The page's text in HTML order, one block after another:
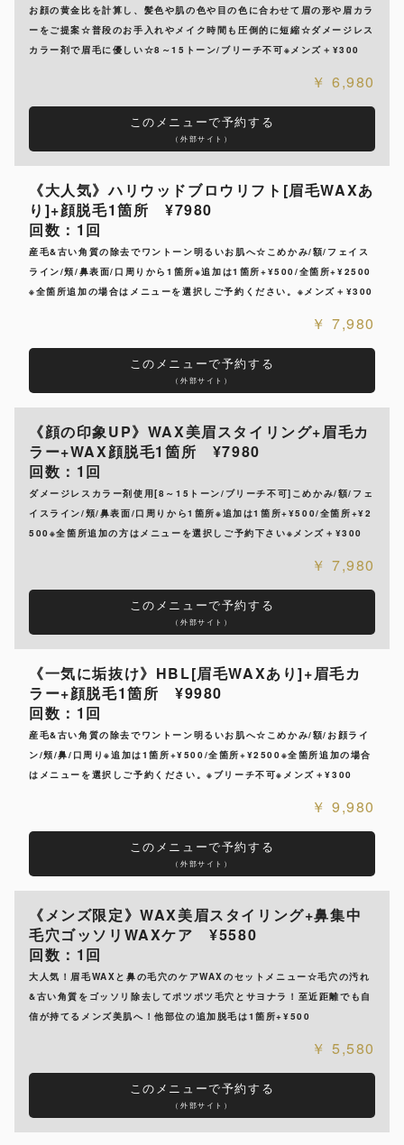
お顔の黄金比を計算し、髪色や肌の色や目の色に合わせて眉の形や眉カラ
ーをご提案☆普段のお手入れやメイク時間も圧倒的に短縮☆ダメージレス
カラー剤で眉毛に優しい☆8～15トーン/ブリーチ不可※メンズ＋¥300
6,980
このメニューで予約する
（外部サイト）
《大人気》ハリウッドブロウリフト[眉毛WAXあ
り]+顔脱毛1箇所 ¥7980
回数：1回
産毛&古い角質の除去でワントーン明るいお肌へ☆こめかみ/額/フェイス
ライン/頬/鼻表面/口周りから1箇所※追加は1箇所+¥500/全箇所+¥2500
※全箇所追加の場合はメニューを選択しご予約ください。※メンズ＋¥300
7,980
このメニューで予約する
（外部サイト）
《顔の印象UP》WAX美眉スタイリング+眉毛カ
ラー+WAX顔脱毛1箇所 ¥7980
回数：1回
ダメージレスカラー剤使用[8～15トーン/ブリーチ不可]こめかみ/額/フェ
イスライン/頬/鼻表面/口周りから1箇所※追加は1箇所+¥500/全箇所+¥2
500※全箇所追加の方はメニューを選択しご予約下さい※メンズ＋¥300
7,980
このメニューで予約する
（外部サイト）
《一気に垢抜け》HBL[眉毛WAXあり]+眉毛カ
ラー+顔脱毛1箇所 ¥9980
回数：1回
産毛&古い角質の除去でワントーン明るいお肌へ☆こめかみ/額/お顔ライ
ン/頬/鼻/口周り※追加は1箇所+¥500/全箇所+¥2500※全箇所追加の場合
はメニューを選択しご予約ください。※ブリーチ不可※メンズ＋¥300
9,980
このメニューで予約する
（外部サイト）
《メンズ限定》WAX美眉スタイリング+鼻集中
毛穴ゴッソリWAXケア ¥5580
回数：1回
大人気！眉毛WAXと鼻の毛穴のケアWAXのセットメニュー☆毛穴の汚れ
&古い角質をゴッソリ除去してポツポツ毛穴とサヨナラ！至近距離でも自
信が持てるメンズ美肌へ！他部位の追加脱毛は1箇所+¥500
5,580
このメニューで予約する
（外部サイト）